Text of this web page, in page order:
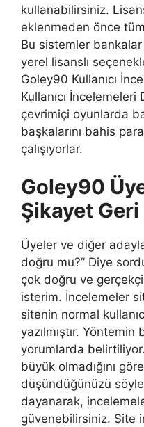
kullanabilirsiniz.
eklenmeden önce
Bu sistemler
yerel lisanslı
Goley90 Kullanıcı
Kullanıcı
çevrimiçi oyunlarda
başkalarını bahis
çalışıyorlar.
Goley90
Şikayet
Üyeler ve diğer
doğru mu?” Diye
çok doğru ve
isterim. İncelemeler
sitenin normal
yazılmıştır.
yorumlarda
büyük olmadığını
düşündüğünüzü
dayanarak,
güvenebilirsiniz. Site